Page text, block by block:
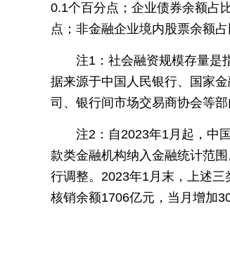
0.1个百分点；企业债券余额占
点；非金融企业境内股票余额占
注1：社会融资规模存量是
据来源于中国人民银行、国家
司、银行间市场交易商协会等部
注2：自2023年1月起，中
款类金融机构纳入金融统计范
行调整。2023年1月末，上述
核销余额1706亿元，当月增加